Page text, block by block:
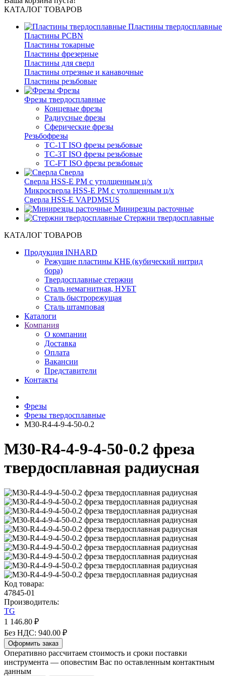
КАТАЛОГ ТОВАРОВ
Пластины твердосплавные
Пластины PCBN
Пластины токарные
Пластины фрезерные
Пластины для сверл
Пластины отрезные и канавочные
Пластины резьбовые
Фрезы
Фрезы твердосплавные
Концевые фрезы
Радиусные фрезы
Сферические фрезы
Резьбофрезы
TC-1T ISO фрезы резьбовые
TC-3T ISO фрезы резьбовые
TC-FT ISO фрезы резьбовые
Сверла
Cверла HSS-E PM c утолщенным ц/х
Микросверла HSS-E PM c утолщенным ц/х
Сверла HSS-E VAPDMSUS
Минирезцы расточные
Cтержни твердосплавные
КАТАЛОГ ТОВАРОВ
Продукция INHARD
Режущие пластины КНБ (кубический нитрид
бора)
Твердосплавные стержни
Сталь немагнитная, НУБТ
Сталь быстрорежущая
Сталь штамповая
Каталоги
Компания
О компании
Доставка
Оплата
Вакансии
Представители
Контакты
Фрезы
Фрезы твердосплавные
M30-R4-4-9-4-50-0.2
M30-R4-4-9-4-50-0.2 фреза
твердосплавная радиусная
Код товара:
47845-01
Производитель:
TG
1 146.80 ₽
Без НДС: 940.00 ₽
Оформить заказ
Оперативно рассчитаем стоимость и сроки поставки
инструмента — оповестим Вас по оставленным контактным
данным